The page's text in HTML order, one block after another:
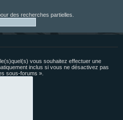
des recherches partielles.
vous souhaitez effectuer une
inclus si vous ne désactivez pas
sous-forums ».